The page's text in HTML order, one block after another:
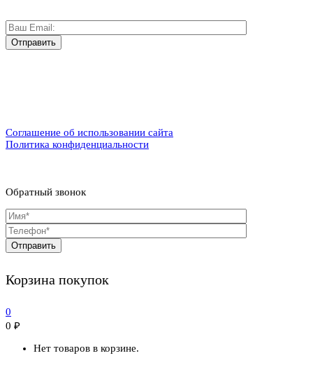
Соглашение об использовании сайта
Политика конфиденциальности
Обратный звонок
Корзина покупок
0
0 ₽
Нет товаров в корзине.